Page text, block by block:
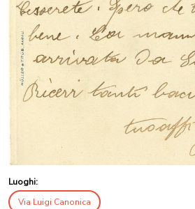
Luoghi:
Via Luigi Canonica